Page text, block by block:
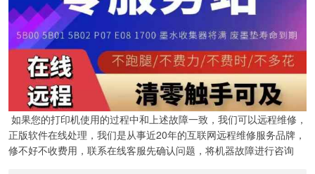
如果您的打印机使用的过程中和上述故障一致，我们可以远程维修，
正版软件在线处理，我们是从事近20年的互联网远程维修服务品牌，
修不好不收费用，联系在线客服先确认问题，将机器故障进行咨询